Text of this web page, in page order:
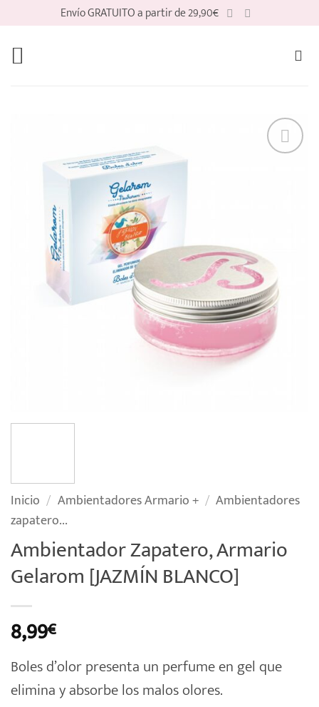
contenido
Envío GRATUITO a partir de 29,90€
Inicio / Ambientadores Armario + / Ambientadores
zapatero...
Ambientador Zapatero, Armario
Gelarom [JAZMÍN BLANCO]
8,99€
Boles d’olor presenta un perfume en gel que
elimina y absorbe los malos olores.